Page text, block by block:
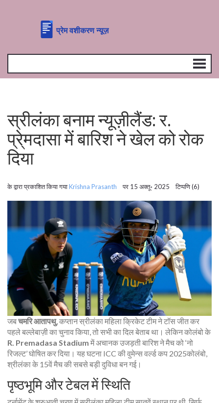
स्रीलंका बनाम न्यूज़ीलैंड: र.
प्रे्मदासा में बारिश ने खेल को रोक
दिया
के द्वारा प्रकाशित किया गयाKrishna Prasanth पर 15 अक्तू॰ 2025 टिप्पणि (6)
जबचमरि आतापथु,कप्तानस्रीलंका महिला क्रिकेट टीमने टॉस जीत कर
पहले बल्लेबाज़ी का चुनाव किया, तो सभी का दिल बेताब था। लेकिन कोलंबो के
R. Premadasa Stadium में अचानक उजड़ती बारिश ने मैच को ‘नो
रिजल्ट’ घोषित कर दिया। यह घटना ICC कीवुमेन्स वर्ल्ड कप 2025कोलंबो,
श्रीलंकाके 15वें मैच की सबसे बड़ी दुविधा बन गई।
पृष्ठभूमि और टेबल में स्थिति